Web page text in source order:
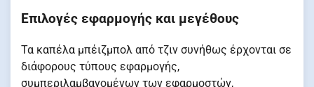
Επιλογές εφαρμογής και μεγέθους
Τα καπέλα μπέιζμπολ από τζιν συνήθως έρχονται σε
διάφορους τύπους εφαρμογής,
συμπεριλαμβανομένων των εφαρμοστών,